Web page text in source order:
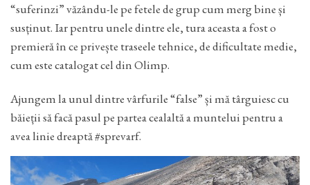
“suferinzi” văzându-le pe fetele de grup cum merg bine și
susținut. Iar pentru unele dintre ele, tura aceasta a fost o
premieră în ce privește traseele tehnice, de dificultate medie,
cum este catalogat cel din Olimp.
Ajungem la unul dintre vârfurile “false” și mă târguiesc cu
băieții să facă pasul pe partea cealaltă a muntelui pentru a
avea linie dreaptă #sprevarf.